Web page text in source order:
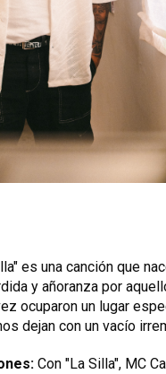
es una canción que
y añoranza por
ocuparon un lugar
dejan con un vacío
Con "La Silla", MC